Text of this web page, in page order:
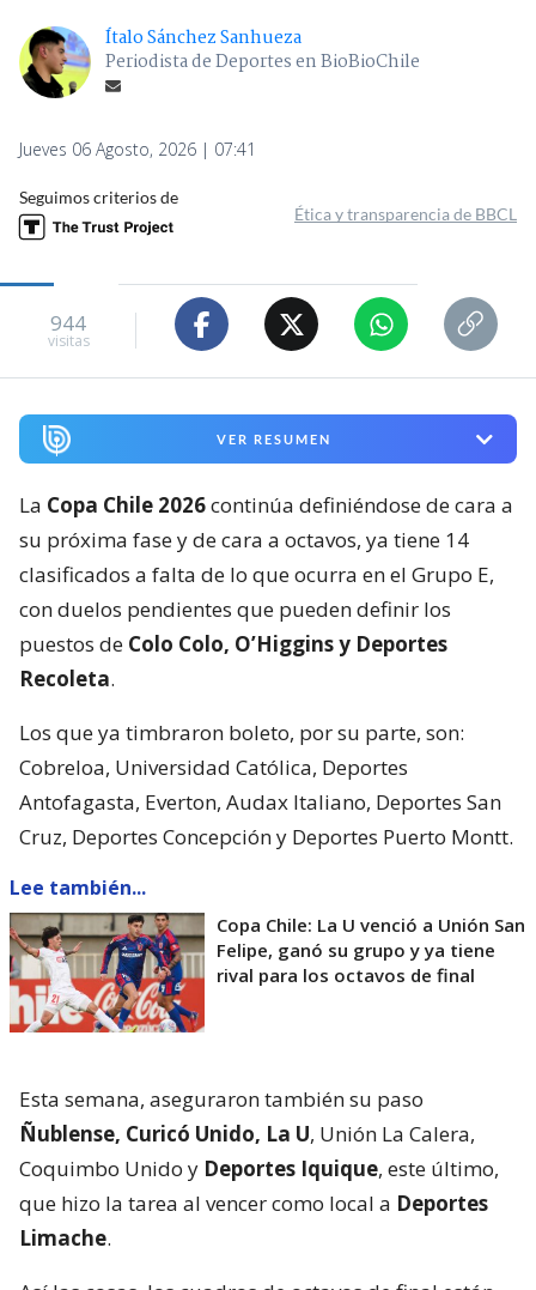
Ítalo Sánchez Sanhueza
Periodista de Deportes en BioBioChile
Jueves 06 Agosto, 2026 | 07:41
Seguimos criterios de
Ética y transparencia de BBCL
944
visitas
VER RESUMEN
La Copa Chile 2026continúa definiéndose de cara a
su próxima fase y de cara a octavos, ya tiene 14
clasificados a falta de lo que ocurra en el Grupo E,
con duelos pendientes que pueden definir los
puestos de Colo Colo, O’Higgins y Deportes
Recoleta.
Los que ya timbraron boleto, por su parte, son:
Cobreloa, Universidad Católica, Deportes
Antofagasta, Everton, Audax Italiano, Deportes San
Cruz, Deportes Concepción y Deportes Puerto Montt.
Lee también...
Copa Chile: La U venció a Unión San
Felipe, ganó su grupo y ya tiene
rival para los octavos de final
Esta semana, aseguraron también su paso
Ñublense, Curicó Unido, La U, Unión La Calera,
Coquimbo Unido y Deportes Iquique, este último,
que hizo la tarea al vencer como local a Deportes
Limache.